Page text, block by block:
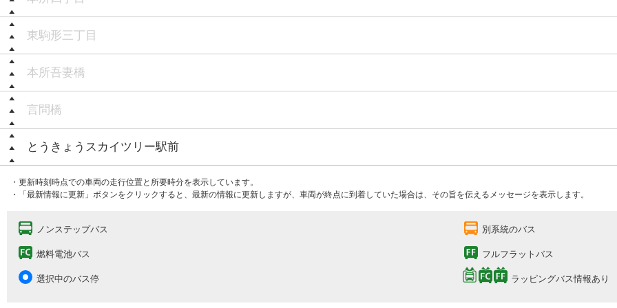
東駒形三丁目
本所吾妻橋
言問橋
とうきょうスカイツリー駅前
・更新時刻時点での車両の走行位置と所要時分を表示しています。
・「最新情報に更新」ボタンをクリックすると、最新の情報に更新しますが、車両が終点に到着していた場合は、その旨を伝えるメッセージを表示します。
ノンステップバス 別系統のバス
燃料電池バス フルフラットバス
選択中のバス停 ラッピングバス情報あり